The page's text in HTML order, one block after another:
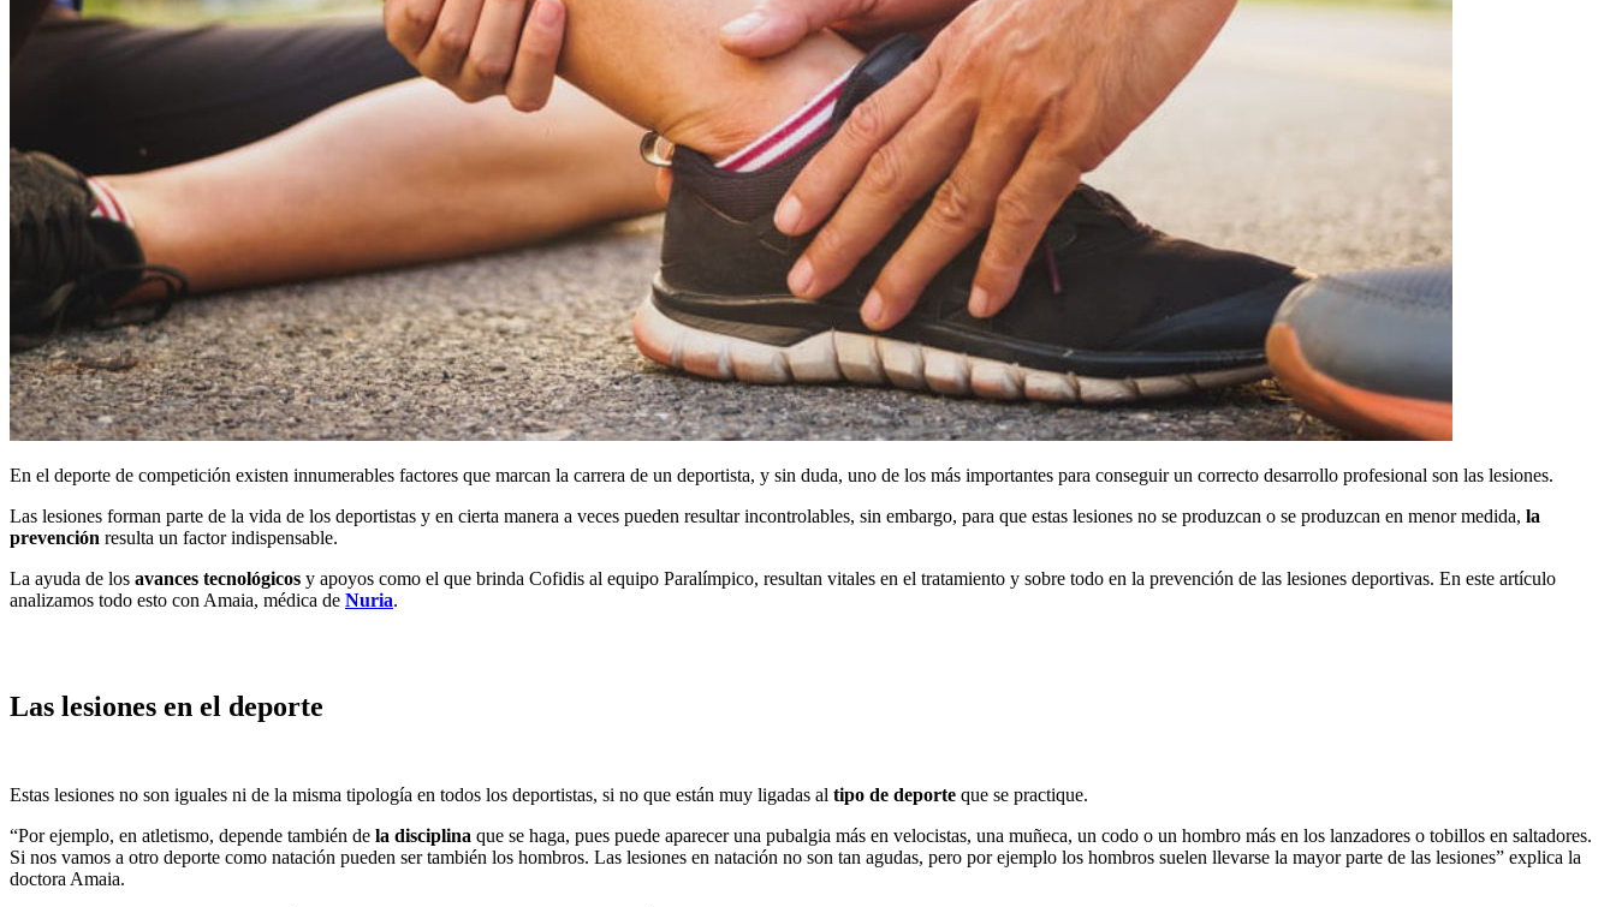
En el deporte de competición existen innumerables factores que marcan la carrera de un deportista, y sin duda, uno de los más importantes para conseguir un correcto desarrollo profesional son las lesiones.
Las lesiones forman parte de la vida de los deportistas y en cierta manera a veces pueden resultar incontrolables, sin embargo, para que estas lesiones no se produzcan o se produzcan en menor medida, la
prevención resulta un factor indispensable.
La ayuda de los avances tecnológicos y apoyos como el que brinda Cofidis al equipo Paralímpico, resultan vitales en el tratamiento y sobre todo en la prevención de las lesiones deportivas. En este artículo
analizamos todo esto con Amaia, médica de Nuria.
Las lesiones en el deporte
Estas lesiones no son iguales ni de la misma tipología en todos los deportistas, si no que están muy ligadas al tipo de deporte que se practique.
“Por ejemplo, en atletismo, depende también de la disciplina que se haga, pues puede aparecer una pubalgia más en velocistas, una muñeca, un codo o un hombro más en los lanzadores o tobillos en saltadores.
Si nos vamos a otro deporte como natación pueden ser también los hombros. Las lesiones en natación no son tan agudas, pero por ejemplo los hombros suelen llevarse la mayor parte de las lesiones” explica la
doctora Amaia.